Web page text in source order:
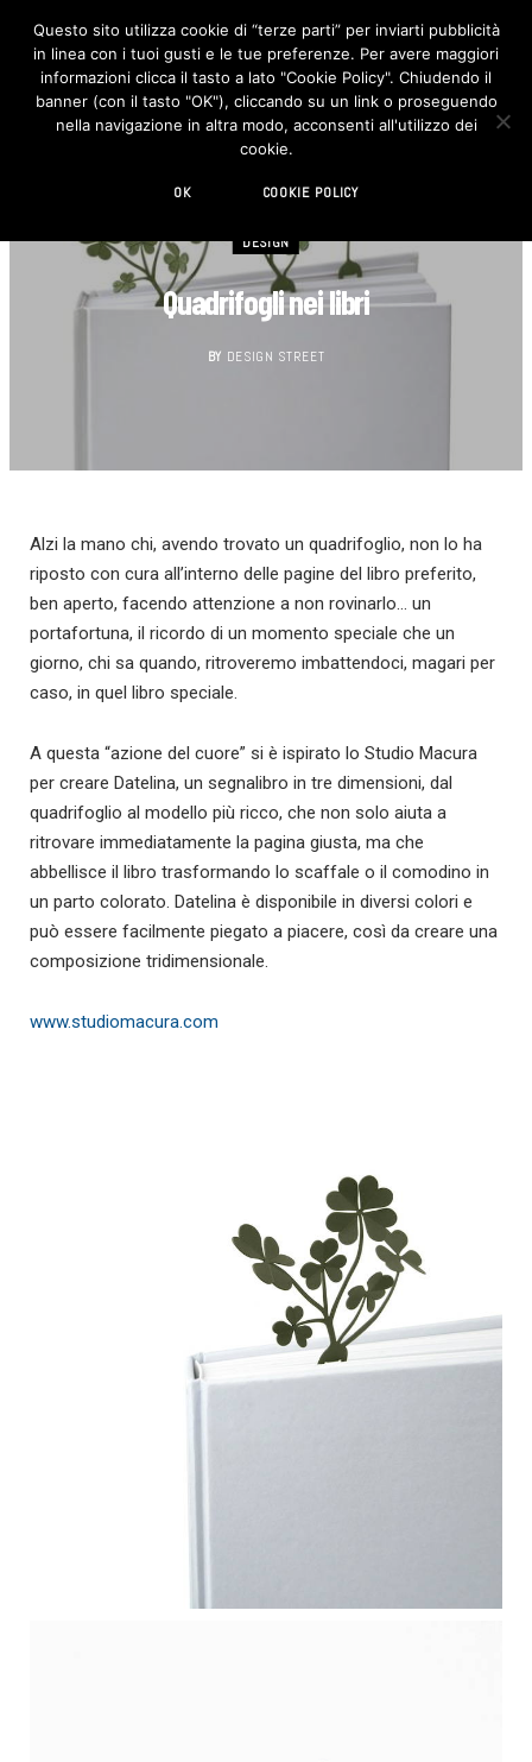
F
c
e
b
o
I
n
s
t
DESIGN
Quadrifogli nei libri
BY DESIGN STREET
Alzi la mano chi, avendo trovato un quadrifoglio, non lo ha
riposto con cura all’interno delle pagine del libro preferito,
ben aperto, facendo attenzione a non rovinarlo… un
portafortuna, il ricordo di un momento speciale che un
giorno, chi sa quando, ritroveremo imbattendoci, magari per
caso, in quel libro speciale.
A questa “azione del cuore” si è ispirato lo Studio Macura
per creare Datelina, un segnalibro in tre dimensioni, dal
quadrifoglio al modello più ricco, che non solo aiuta a
ritrovare immediatamente la pagina giusta, ma che
abbellisce il libro trasformando lo scaffale o il comodino in
un parto colorato. Datelina è disponibile in diversi colori e
può essere facilmente piegato a piacere, così da creare una
composizione tridimensionale.
www.studiomacura.com
Questo sito utilizza cookie di “terze parti” per inviarti pubblicità
in linea con i tuoi gusti e le tue preferenze. Per avere maggiori
informazioni clicca il tasto a lato "Cookie Policy". Chiudendo il
banner (con il tasto "OK"), cliccando su un link o proseguendo
nella navigazione in altra modo, acconsenti all'utilizzo dei
cookie.
OK COOKIE POLICY